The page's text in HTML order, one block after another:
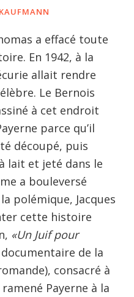
a effacé toute
En 1942, à la
allait rendre
Le Bernois
à cet endroit
parce qu’il
découpé, puis
lait et jeté dans le
a bouleversé
polémique, Jacques
cette histoire
«Un Juif pour
documentaire de la
consacré à
Payerne à la